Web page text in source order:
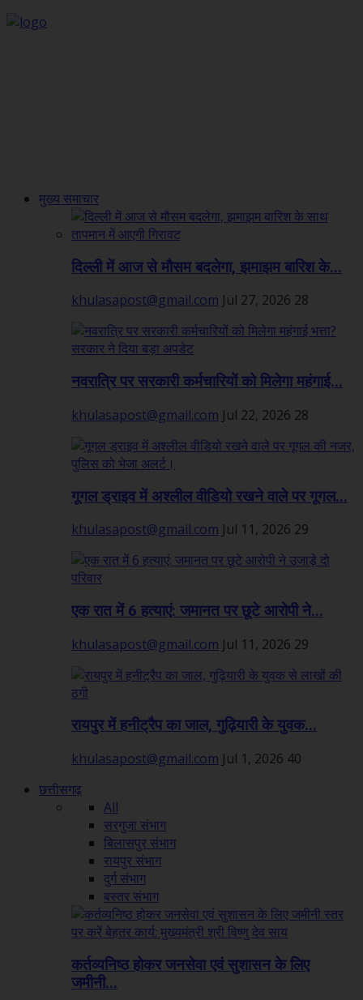
मुख्य समाचार
दिल्ली में आज से मौसम बदलेगा, झमाझम बारिश के...
khulasapost@gmail.com Jul 27, 2026 28
नवरात्रि पर सरकारी कर्मचारियों को मिलेगा महंगाई...
khulasapost@gmail.com Jul 22, 2026 28
गूगल ड्राइव में अश्लील वीडियो रखने वाले पर गूगल...
khulasapost@gmail.com Jul 11, 2026 29
एक रात में 6 हत्याएं: जमानत पर छूटे आरोपी ने...
khulasapost@gmail.com Jul 11, 2026 29
रायपुर में हनीट्रैप का जाल, गुढ़ियारी के युवक...
khulasapost@gmail.com Jul 1, 2026 40
छत्तीसगढ़
All
सरगुजा संभाग
बिलासपुर संभाग
रायपुर संभाग
दुर्ग संभाग
बस्तर संभाग
कर्तव्यनिष्ठ होकर जनसेवा एवं सुशासन के लिए
जमीनी...